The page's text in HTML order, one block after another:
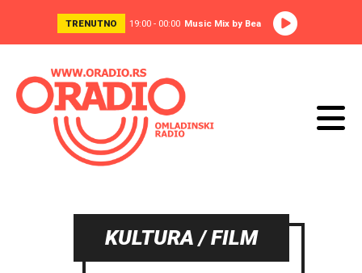
TRENUTNO 19:00 - 00:00 Music Mix by Bea
KULTURA / FILM